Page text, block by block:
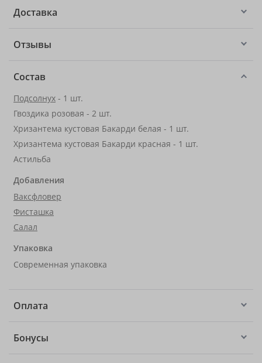
Доставка
Отзывы
Состав
Подсолнух - 1 шт.
Гвоздика розовая - 2 шт.
Хризантема кустовая Бакарди белая - 1 шт.
Хризантема кустовая Бакарди красная - 1 шт.
Астильба
Добавления
Ваксфловер
Фисташка
Салал
Упаковка
Современная упаковка
Оплата
Бонусы